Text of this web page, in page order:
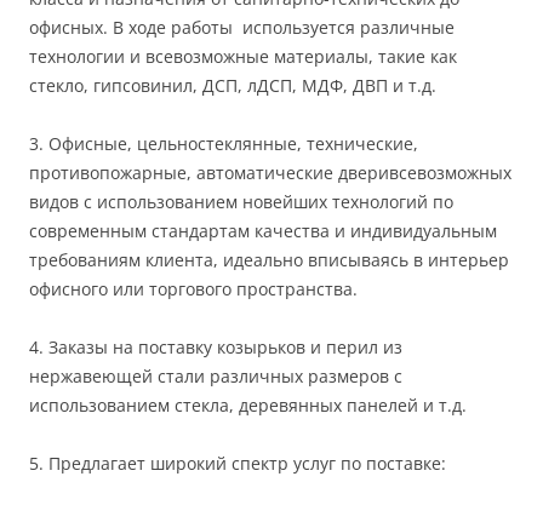
офисных. В ходе работы используется различные
технологии и всевозможные материалы, такие как
стекло, гипсовинил, ДСП, лДСП, МДФ, ДВП и т.д.
3. Офисные, цельностеклянные, технические,
противопожарные, автоматические дверивсевозможных
видов с использованием новейших технологий по
современным стандартам качества и индивидуальным
требованиям клиента, идеально вписываясь в интерьер
офисного или торгового пространства.
4. Заказы на поставку козырьков и перил из
нержавеющей стали различных размеров с
использованием стекла, деревянных панелей и т.д.
5. Предлагает широкий спектр услуг по поставке: